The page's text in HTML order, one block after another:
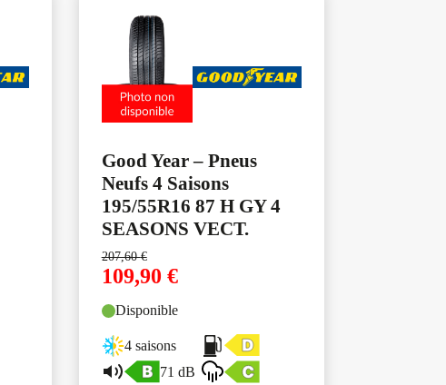
Good Year – Pneus
Neufs 4 Saisons
195/55R16 87 H GY 4
SEASONS VECT.
207,60€
109,90 €
Disponible
4 saisons
71 dB